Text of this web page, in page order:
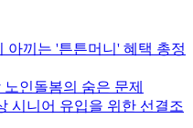
아끼는 '튼튼머니' 혜택 총정
인돌봄의 숨은 문제
시니어 유입을 위한 선결조